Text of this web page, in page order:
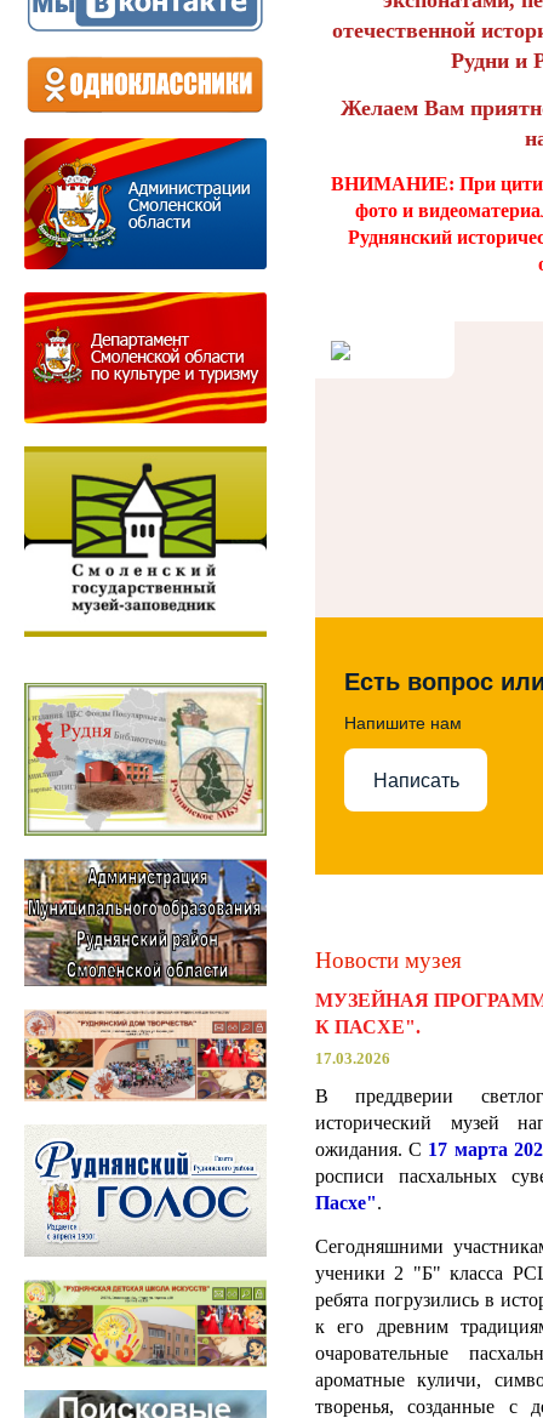
отечественной
Рудни и
Желаем Вам
ВНИМАНИЕ: При
фото и
Руднянский
Есть вопрос
Напишите нам
Написать
Новости музея
МУЗЕЙНАЯ
К ПАСХЕ".
17.03.2026
В преддверии
исторический музей
ожидания. С 17 марта
росписи пасхальных
Пасхе".
Сегодняшними
ученики 2 "Б" класса
ребята погрузились в
к его древним
очаровательные
ароматные куличи,
творенья, созданные с